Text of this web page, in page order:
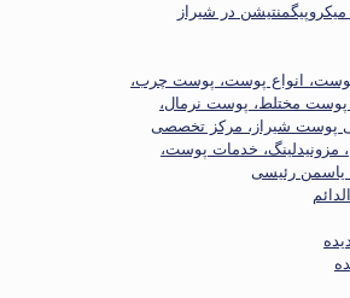
در شیراز
انواع پوست، پوست چرب،
مختلط، پوست نرمال،
پوست شیراز، مرکز تخصصی
مزونیدلینگ، خدمات پوست،
رئیسی